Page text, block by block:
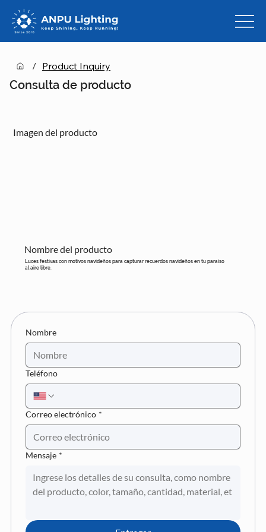
/ Product Inquiry
Consulta de producto
Imagen del producto
Nombre del producto
Luces festivas con motivos navideños para capturar recuerdos navideños en tu paraíso
al aire libre.
Nombre
Teléfono
Correo electrónico *
Mensaje *